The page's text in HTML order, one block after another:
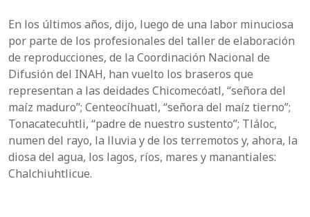
En los últimos años, dijo, luego de una labor minuciosa
por parte de los profesionales del taller de elaboración
de reproducciones, de la Coordinación Nacional de
Difusión del INAH, han vuelto los braseros que
representan a las deidades Chicomecóatl, “señora del
maíz maduro”; Centeocíhuatl, “señora del maíz tierno”;
Tonacatecuhtli, “padre de nuestro sustento”; Tláloc,
numen del rayo, la lluvia y de los terremotos y, ahora, la
diosa del agua, los lagos, ríos, mares y manantiales:
Chalchiuhtlicue.